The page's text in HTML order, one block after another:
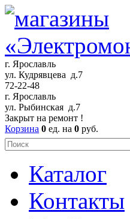
г. Ярославль
ул. Кудрявцева д.7
72-22-48
г. Ярославль
ул. Рыбинская д.7
Закрыт на ремонт !
Корзина 0 ед. на 0 руб.
Каталог
Контакты